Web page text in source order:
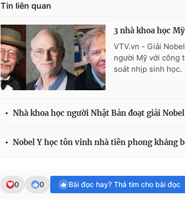
Tin liên quan
3 nhà khoa học
VTV.vn - Giải
người Mỹ với công
soát nhịp sinh học.
Nhà khoa học người Nhật Bản đoạt giải
Nobel Y học tôn vinh nhà tiên phong kháng
0 0 Bài đọc hay? Thả tim cho bài đọc